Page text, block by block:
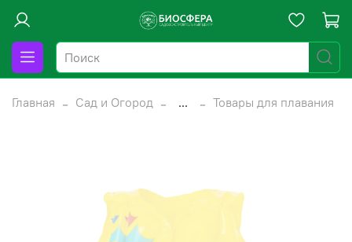
Главная Сад и Огород ... Товары для плавания